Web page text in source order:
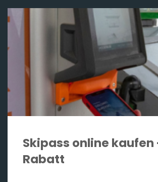
Skipass online kaufen
Rabatt